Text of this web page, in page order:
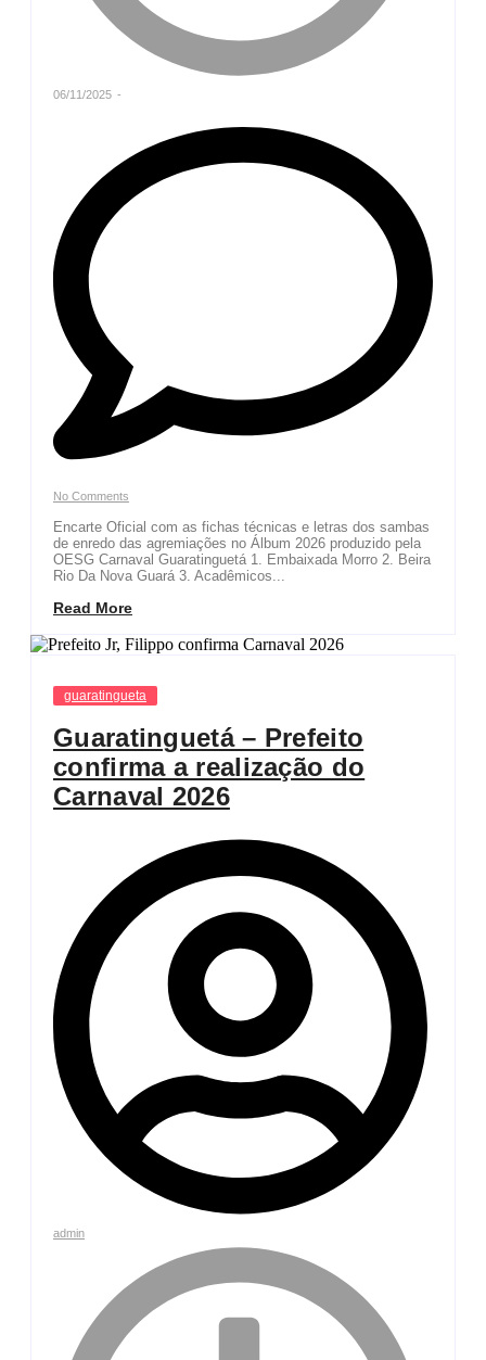
06/11/2025 -
No Comments
Encarte Oficial com as fichas técnicas e letras dos sambas
de enredo das agremiações no Álbum 2026 produzido pela
OESG Carnaval Guaratinguetá 1. Embaixada Morro 2. Beira
Rio Da Nova Guará 3. Acadêmicos...
Read More
guaratingueta
Guaratinguetá – Prefeito
confirma a realização do
Carnaval 2026
admin